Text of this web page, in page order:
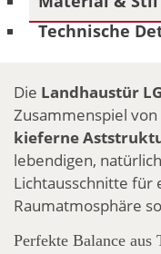
Technische
Die Landhaustür
Zusammenspiel
kieferne
lebendigen,
Lichtausschnitte für
Raumatmosphäre
Perfekte Balance aus